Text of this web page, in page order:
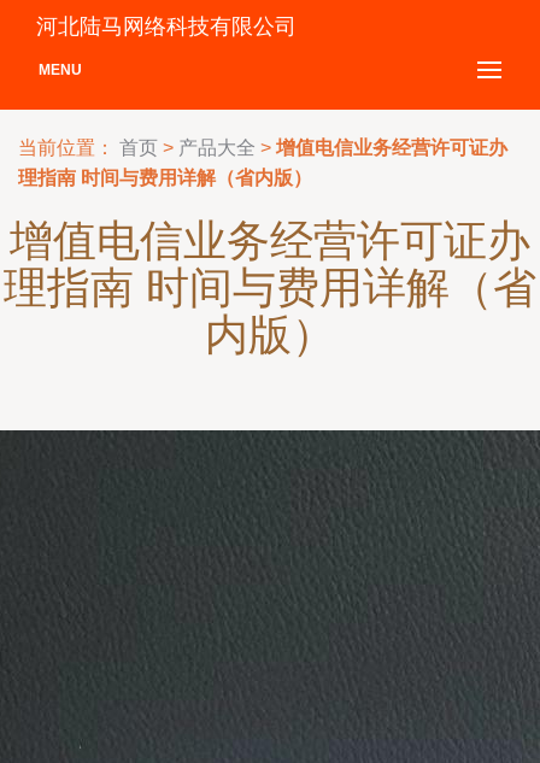
河北陆马网络科技有限公司
MENU
当前位置： 首页 > 产品大全 > 增值电信业务经营许可证办
理指南 时间与费用详解（省内版）
增值电信业务经营许可证办
理指南 时间与费用详解（省
内版）